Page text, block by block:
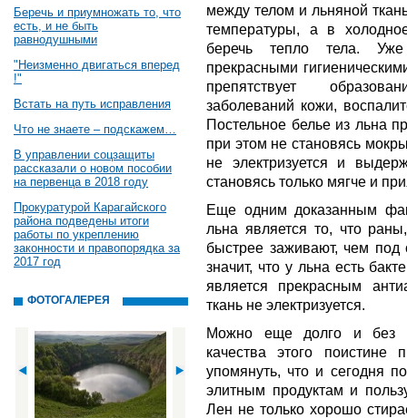
Беречь и приумножать то, что
есть, и не быть
равнодушными
"Неизменно двигаться вперед
!"
Встать на путь исправления
Что не знаете – подскажем…
В управлении соцзащиты
рассказали о новом пособии
на первенца в 2018 году
Прокуратурой Карагайского
района подведены итоги
работы по укреплению
законности и правопорядка за
2017 год
ФОТОГАЛЕРЕЯ
между телом и льняной
температуры, а в
беречь тепло тела.
прекрасными
препятствует
заболеваний кожи,
Постельное белье из льна
при этом не становясь
не электризуется и
становясь только мягче и
Еще одним доказанным
льна является то, что
быстрее заживают, чем
значит, что у льна есть
является прекрасным
ткань не электризуется.
Можно еще долго и без
качества этого поистине
упомянуть, что и сегодня
элитным продуктам и
Лен не только хорошо